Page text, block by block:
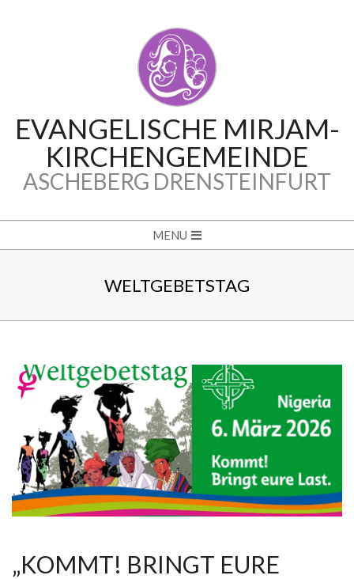
EVANGELISCHE MIRJAM-
KIRCHENGEMEINDE
ASCHEBERG DRENSTEINFURT
Navigation
MENU
WELTGEBETSTAG
„KOMMT! BRINGT EURE